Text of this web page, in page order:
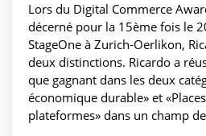
Lors du Digital Commerce
décerné pour la 15ème fois le
StageOne à Zurich-Oerlikon,
deux distinctions. Ricardo a
que gagnant dans les deux
économique durable» et
plateformes» dans un champ